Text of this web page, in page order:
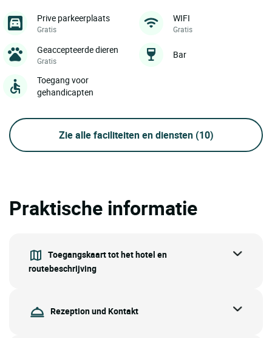
Prive parkeerplaats
Gratis
WIFI
Gratis
Geaccepteerde dieren
Gratis
Bar
Toegang voor
gehandicapten
Zie alle faciliteiten en diensten (10)
Praktische informatie
Toegangskaart tot het hotel en
routebeschrijving
Rezeption und Kontakt